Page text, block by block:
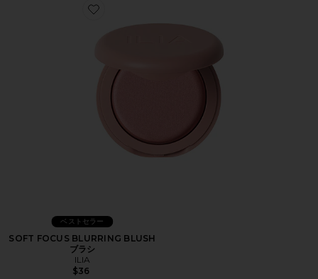
Favorite SOFT FOCUS BLURRING BLUSH ブラシ
ベストセラー
SOFT FOCUS BLURRING BLUSH
ブラシ
ILIA
$36